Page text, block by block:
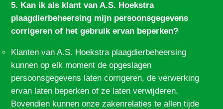
5. Kan ik als klant van A.S. Hoekstra
plaagdierbeheersing mijn persoonsgegevens
corrigeren of het gebruik ervan beperken?
Klanten van A.S. Hoekstra plaagdierbeheersing
kunnen op elk moment de opgeslagen
persoonsgegevens laten corrigeren, de verwerking
ervan laten beperken of ze laten verwijderen.
Bovendien kunnen onze zakenrelaties te allen tijde